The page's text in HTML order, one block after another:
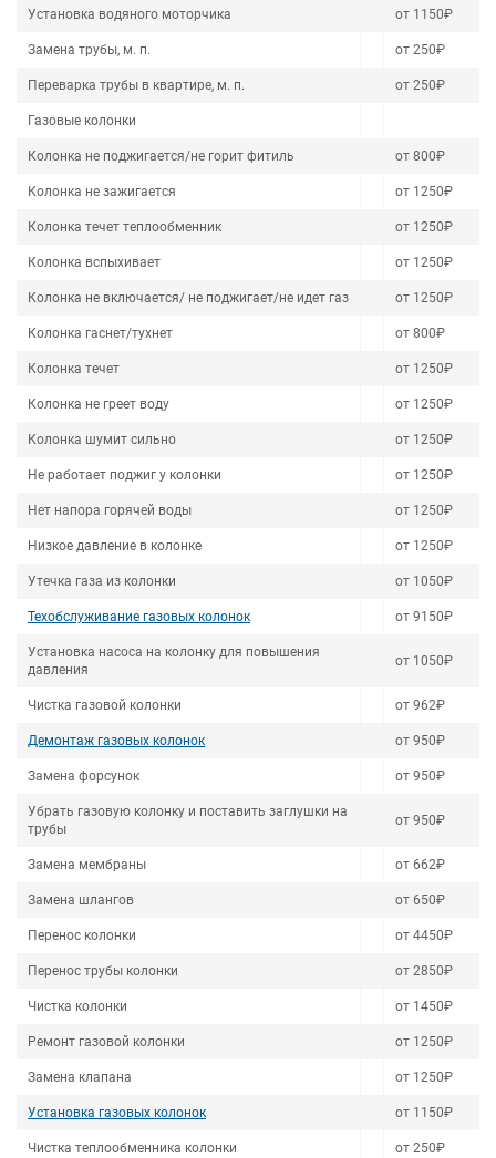
Установка водяного моторчика от 1150₽
Замена трубы, м. п. от 250₽
Переварка трубы в квартире, м. п. от 250₽
Газовые колонки
Колонка не поджигается/не горит фитиль от 800₽
Колонка не зажигается от 1250₽
Колонка течет теплообменник от 1250₽
Колонка вспыхивает от 1250₽
Колонка не включается/ не поджигает/не идет газ от 1250₽
Колонка гаснет/тухнет от 800₽
Колонка течет от 1250₽
Колонка не греет воду от 1250₽
Колонка шумит сильно от 1250₽
Не работает поджиг у колонки от 1250₽
Нет напора горячей воды от 1250₽
Низкое давление в колонке от 1250₽
Утечка газа из колонки от 1050₽
Техобслуживание газовых колонок от 9150₽
Установка насоса на колонку для повышения
давления
от 1050₽
Чистка газовой колонки от 962₽
Демонтаж газовых колонок от 950₽
Замена форсунок от 950₽
Убрать газовую колонку и поставить заглушки на
трубы
от 950₽
Замена мембраны от 662₽
Замена шлангов от 650₽
Перенос колонки от 4450₽
Перенос трубы колонки от 2850₽
Чистка колонки от 1450₽
Ремонт газовой колонки от 1250₽
Замена клапана от 1250₽
Установка газовых колонок от 1150₽
Чистка теплообменника колонки от 250₽